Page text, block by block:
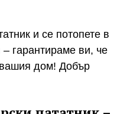
и се потопете в
– гарантираме ви, че
дом! Добър